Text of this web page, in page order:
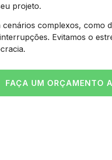
projeto.
complexos, como
Evitamos o
FAÇA UM ORÇAMENTO